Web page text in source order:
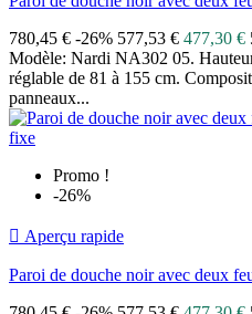
780,45 € -26% 577,53 € 477,30 €
Modèle: Nardi NA302 05.
réglable de 81 à 155 cm.
panneaux...
Promo !
-26%
 Aperçu rapide
Paroi de douche noir avec deux